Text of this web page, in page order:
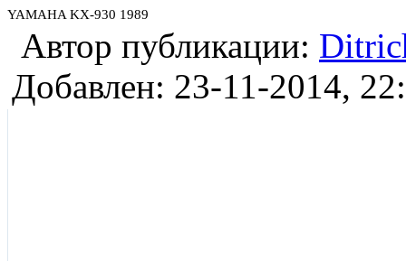
YAMAHA KX-930 1989
Автор публикации:
Добавлен: 23-11-2014,